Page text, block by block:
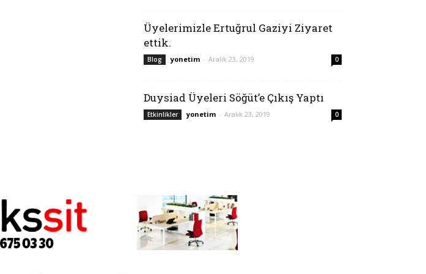
Üyelerimizle Ertuğrul Gaziyi Ziyaret
ettik.
Blog yonetim - Aralık 23, 2019 0
Duysiad Üyeleri Söğüt’e Çıkış Yaptı
Etkinlikler yonetim - Aralık 23, 2019 0